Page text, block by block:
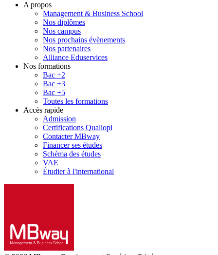
A propos
Management & Business School
Nos diplômes
Nos campus
Nos prochains évènements
Nos partenaires
Alliance Eduservices
Nos formations
Bac +2
Bac +3
Bac +5
Toutes les formations
Accès rapide
Admission
Certifications Qualiopi
Contacter MBway
Financer ses études
Schéma des études
VAE
Étudier à l'international